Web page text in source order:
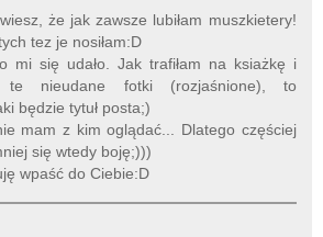
że jak zawsze lubiłam muszkietery!
tez je nosiłam:D
mi się udało. Jak trafiłam na ksiażkę i
te nieudane fotki (rozjaśnione), to
będzie tytuł posta;)
mam z kim oglądać... Dlatego częściej
się wtedy boję;)))
wpaść do Ciebie:D